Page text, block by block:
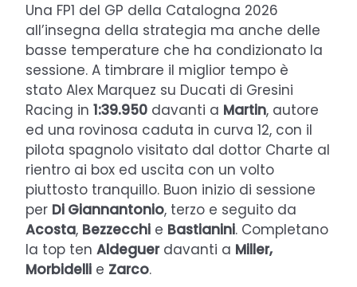
Una FP1 del GP della Catalogna 2026
all’insegna della strategia ma anche delle
basse temperature che ha condizionato la
sessione. A timbrare il miglior tempo è
stato Alex Marquez su Ducati di Gresini
Racing in 1:39.950 davanti a Martin, autore
ed una rovinosa caduta in curva 12, con il
pilota spagnolo visitato dal dottor Charte al
rientro ai box ed uscita con un volto
piuttosto tranquillo. Buon inizio di sessione
per Di Giannantonio, terzo e seguito da
Acosta, Bezzecchi e Bastianini. Completano
la top ten Aldeguerdavanti a Miller,
Morbidelli e Zarco.